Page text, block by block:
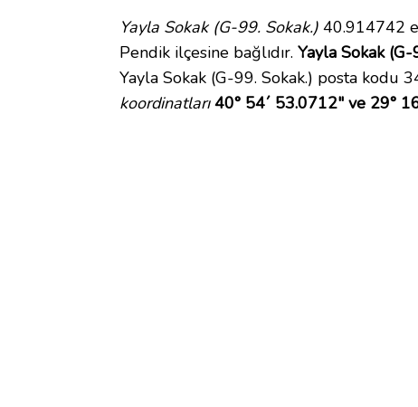
Yayla Sokak (G-99. Sokak.) 40.914742
Pendik ilçesine bağlıdır. Yayla Sokak (G-
Yayla Sokak (G-99. Sokak.) posta kodu
koordinatları 40° 54´ 53.0712" ve 29°